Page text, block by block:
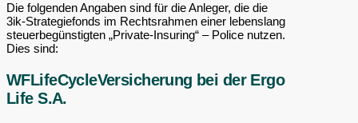
Die folgenden Angaben sind für die Anleger, die die
3ik-Strategiefonds im Rechtsrahmen einer lebenslang
steuerbegünstigten „Private-Insuring“ – Police nutzen.
Dies sind:
WFLifeCycleVersicherung bei der Ergo
Life S.A.